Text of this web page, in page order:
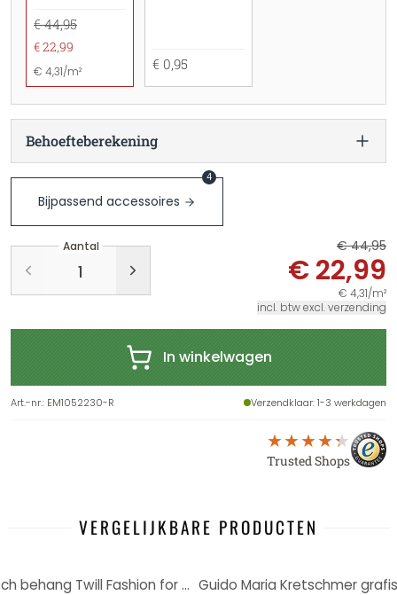
€ 44,95
€ 22,99
€ 4,31/m² € 0,95
Behoefteberekening
Bijpassend accessoires
4
Aantal € 44,95
€ 22,99
€ 4,31/m²
incl. btw excl. verzending
In winkelwagen
Art.-nr.: EM1052230-R Verzendklaar: 1-3 werkdagen
Trusted Shops
VERGELIJKBARE PRODUCTEN
Guido Maria Kretschmer grafisch behang Twill Fashion for Walls 5 licht taupe